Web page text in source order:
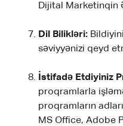
Dijital Marketinqin
Dil Bilikləri:
səviyyənizi qeyd
İstifadə Etdiyiniz
proqramlarla
proqramların
MS Office, Adobe